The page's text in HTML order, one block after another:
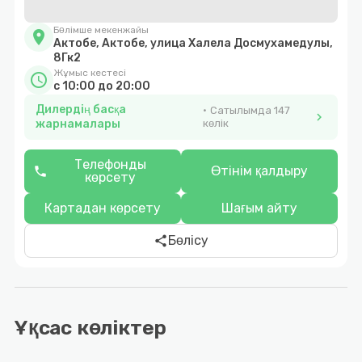
location_on Бөлімше мекенжайы
Актобе, Актобе, улица Халела Досмухамедулы,
8Гк2
schedule Жұмыс кестесі
с 10:00 до 20:00
Дилердің басқа
жарнамалары
Сатылымда 147
көлік
chevron_right
phone
Телефонды
көрсету
Өтінім қалдыру
Картадан көрсету Шағым айту
shareБөлісу
Ұқсас көліктер